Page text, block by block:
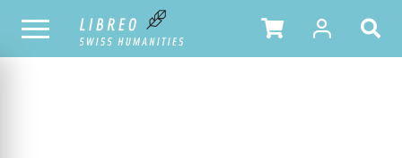
NOTRE CATALOGUE TABLE DES MATIÈRES